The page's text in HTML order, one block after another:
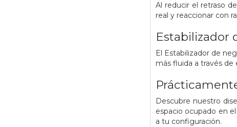
Al reducir el retraso
real y reaccionar con
Estabilizador
El Estabilizador de
más fluida a través
Descubre nuestro
espacio ocupado en
a tu configuración.